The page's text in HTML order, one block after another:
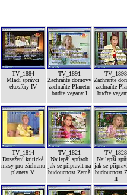
TV_1884
Mladí správci
ekosféry IV
TV_1891
Zachraňte domovy
zachraňte Planetu
buďte vegany I
TV_1898
Zachraňte
zachraňte
buďte
TV_1814
Dosažení kritické
masy pro záchranu
planety V
TV_1821
Najlepší spůsob
jak se připravit na
budoucnost Země
I
TV_1828
Najlepší
jak se
budoucnost
II